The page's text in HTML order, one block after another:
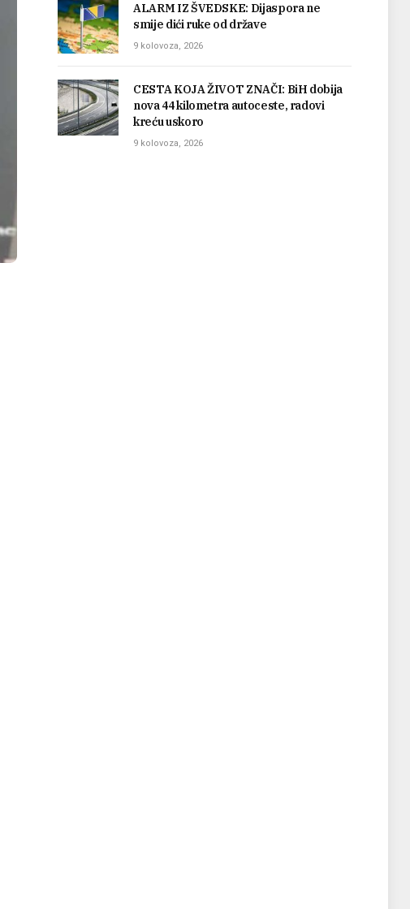
ALARM IZ ŠVEDSKE: Dijaspora ne
smije dići ruke od države
9 kolovoza, 2026
CESTA KOJA ŽIVOT ZNAČI: BiH dobija
nova 44 kilometra autoceste, radovi
kreću uskoro
9 kolovoza, 2026